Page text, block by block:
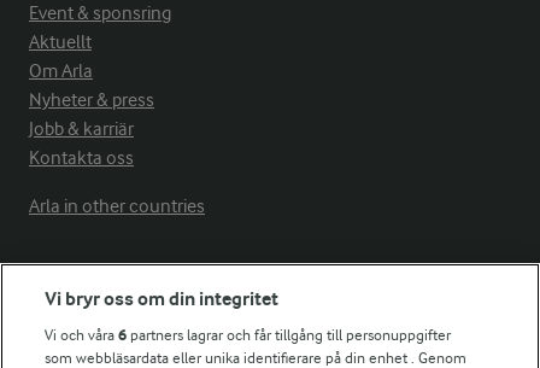
Event & sponsring
Aktuellt
Om Arla
Nyheter & press
Jobb & karriär
Kontakta oss
Arla in other countries
Fler Arlasajter
För ägare
Vi bryr oss om din integritet
Vi och våra6 partners lagrar och får tillgång till personuppgifter
som webbläsardata eller unika identifierare på din enhet . Genom